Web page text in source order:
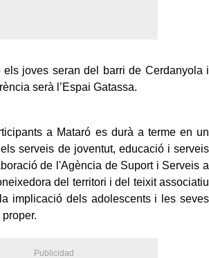
els joves seran del barri de Cerdanyola i
serà l’Espai Gatassa.
a Mataró es durà a terme en un
serveis de joventut, educació i serveis
de l'Agència de Suport i Serveis a
del territori i del teixit associatiu
implicació dels adolescents i les seves